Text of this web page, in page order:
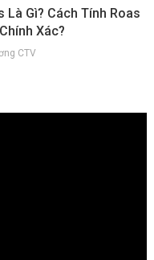
Là Gì? Cách Tính Roas
Xác?
CTV